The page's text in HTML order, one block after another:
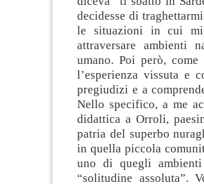
decidesse di
le situazioni in cui mi
attraversare ambienti
umano. Poi però, come
l’esperienza vissuta e
pregiudizi e a
Nello specifico, a me
didattica a Orroli,
patria del superbo
in quella piccola
uno di quegli
“solitudine assoluta”.